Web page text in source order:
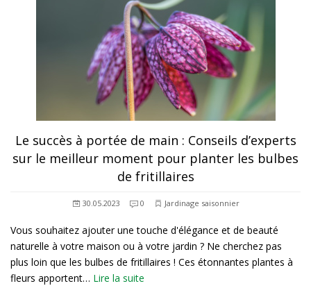
Le succès à portée de main : Conseils d’experts
sur le meilleur moment pour planter les bulbes
de fritillaires
30.05.2023 0 Jardinage saisonnier
Vous souhaitez ajouter une touche d'élégance et de beauté
naturelle à votre maison ou à votre jardin ? Ne cherchez pas
plus loin que les bulbes de fritillaires ! Ces étonnantes plantes à
fleurs apportent… Lire la suite